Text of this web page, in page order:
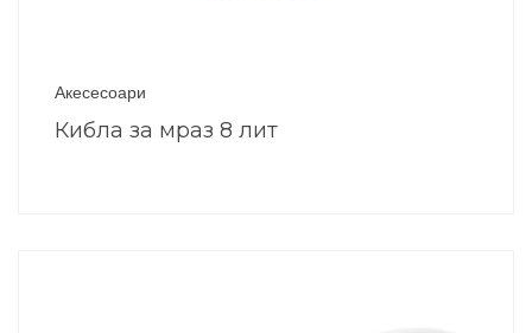
Акесесоари
Кибла за мраз 8 лит